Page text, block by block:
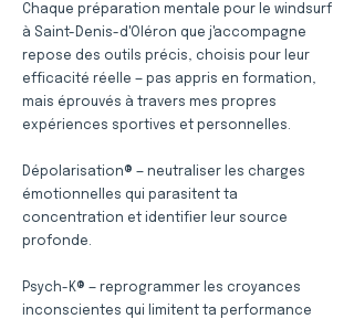
Chaque préparation mentale pour le windsurf
à Saint-Denis-d'Oléron que j'accompagne
repose des outils précis, choisis pour leur
efficacité réelle — pas appris en formation,
mais éprouvés à travers mes propres
expériences sportives et personnelles.
Dépolarisation® — neutraliser les charges
émotionnelles qui parasitent ta
concentration et identifier leur source
profonde.
Psych-K® — reprogrammer les croyances
inconscientes qui limitent ta performance